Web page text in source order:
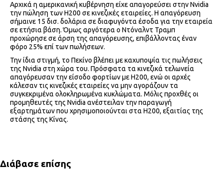
Αρχικά η αμερικανική κυβέρνηση είχε απαγορεύσει στην Nvidia
την πώληση των Η200 σε κινεζικές εταιρείες. Η απαγόρευση
σήμαινε 15 δισ. δολάρια σε διαφυγόντα έσοδα για την εταιρεία
σε ετήσια βάση. Όμως αργότερα ο Ντόναλντ Τραμπ
προχώρησε σε άρση της απαγόρευσης, επιβάλλοντας έναν
φόρο 25% επί των πωλήσεων.
Την ίδια στιγμή, το Πεκίνο βλέπει με καχυποψία τις πωλήσεις
της Nvidia στη χώρα του. Πρόσφατα τα κινεζικά τελωνεία
απαγόρευσαν την είσοδο φορτίων με Η200, ενώ οι αρχές
κάλεσαν τις κινεζικές εταιρείες να μην αγοράζουν τα
συγκεκριμένα ολοκληρωμένα κυκλώματα. Μόλις προχθές οι
προμηθευτές της Nvidia ανέστειλαν την παραγωγή
εξαρτημάτων που χρησιμοποιούνται στα Η200, εξαιτίας της
στάσης της Κίνας.
Διάβασε επίσης